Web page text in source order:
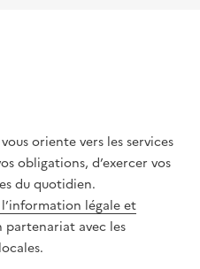
oriente vers les services
obligations, d’exercer vos
du quotidien.
légale et
partenariat avec les